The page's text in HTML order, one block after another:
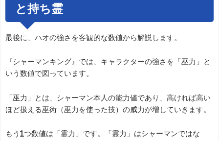
と持ち霊
最後に、ハオの強さを客観的な数値から解説します。
『シャーマンキング』では、キャラクターの強さを「巫力」と
いう数値で図っています。
「巫力」とは、シャーマン本人の能力値であり、高ければ高い
ほど扱える巫術（巫力を使った技）の威力が増していきます。
もう1つ数値は「霊力」です。「霊力」はシャーマンではな